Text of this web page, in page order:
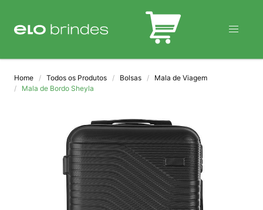
BLOG
Home Todos os Produtos Bolsas
Mala de Viagem
Mala de Bordo Sheyla